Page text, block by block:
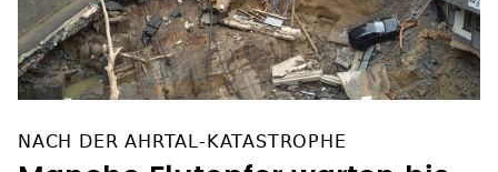
Manche Flutopfer warten bis